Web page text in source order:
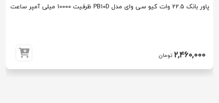
پاور بانک 22.5 وات کیو سی وای مدل PB10D ظرفیت 10000 میلی آمپر ساعت
2,460,000 تومان